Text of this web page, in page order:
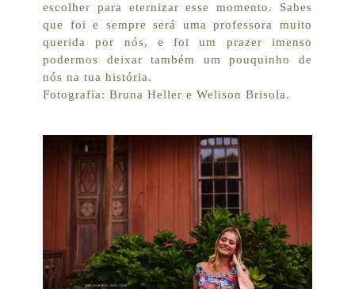
escolher para eternizar esse momento. Sabes
que foi e sempre será uma professora muito
querida por nós, e foi um prazer imenso
podermos deixar também um pouquinho de
nós na tua história.
Fotografia: Bruna Heller e Welison Brisola.